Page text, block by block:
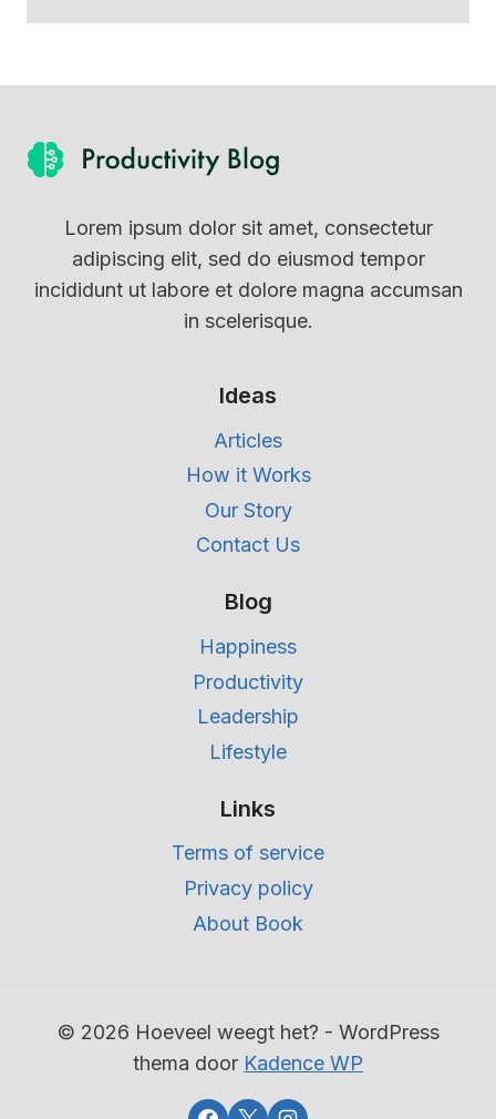
Lorem ipsum dolor sit amet, consectetur
adipiscing elit, sed do eiusmod tempor
incididunt ut labore et dolore magna accumsan
in scelerisque.
Ideas
Articles
How it Works
Our Story
Contact Us
Blog
Happiness
Productivity
Leadership
Lifestyle
Links
Terms of service
Privacy policy
About Book
© 2026 Hoeveel weegt het? - WordPress
thema door Kadence WP